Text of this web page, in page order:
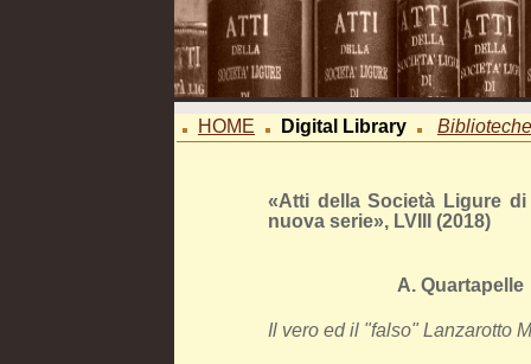
HOME Digital Library
«Atti della Società Ligure di
nuova serie», LVIII (2018)
A. Quartapelle
Il vero ed il "falso" Lanzarotto